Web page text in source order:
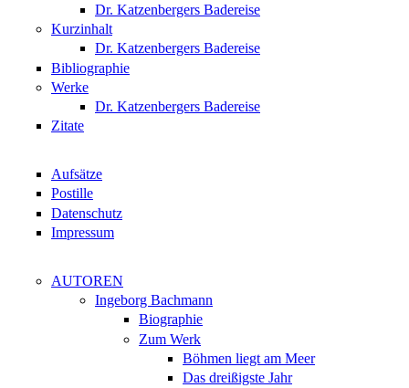
Dr. Katzenbergers Badereise
Kurzinhalt
Dr. Katzenbergers Badereise
Bibliographie
Werke
Dr. Katzenbergers Badereise
Zitate
Aufsätze
Postille
Datenschutz
Impressum
AUTOREN
Ingeborg Bachmann
Biographie
Zum Werk
Böhmen liegt am Meer
Das dreißigste Jahr